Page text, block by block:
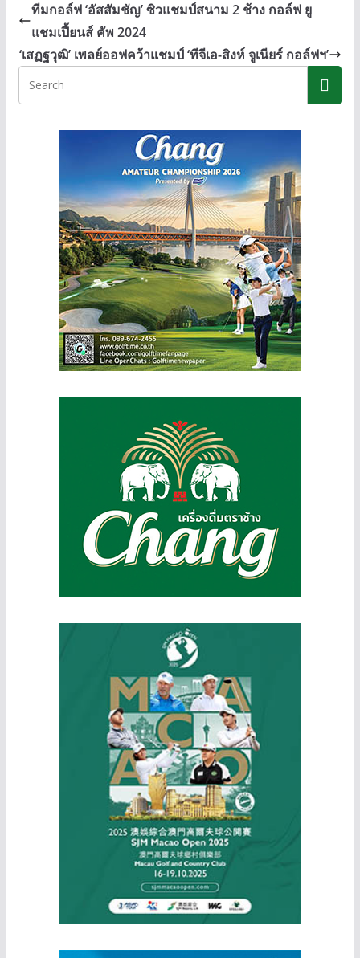
o
o
n
g n
ทีมกอล์ฟ ‘อัสสัมชัญ’ ซิวแชมป์สนาม 2 ช้าง กอล์ฟ ยู
แชมเปี้ยนส์ คัพ 2024
‘เสฏฐวุฒิ’ เพลย์ออฟคว้าแชมป์ ‘ทีจีเอ-สิงห์ จูเนียร์ กอล์ฟฯ’